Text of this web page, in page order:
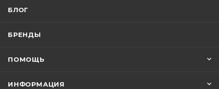
БЛОГ
БРЕНДЫ
ПОМОЩЬ
ИНФОРМАЦИЯ